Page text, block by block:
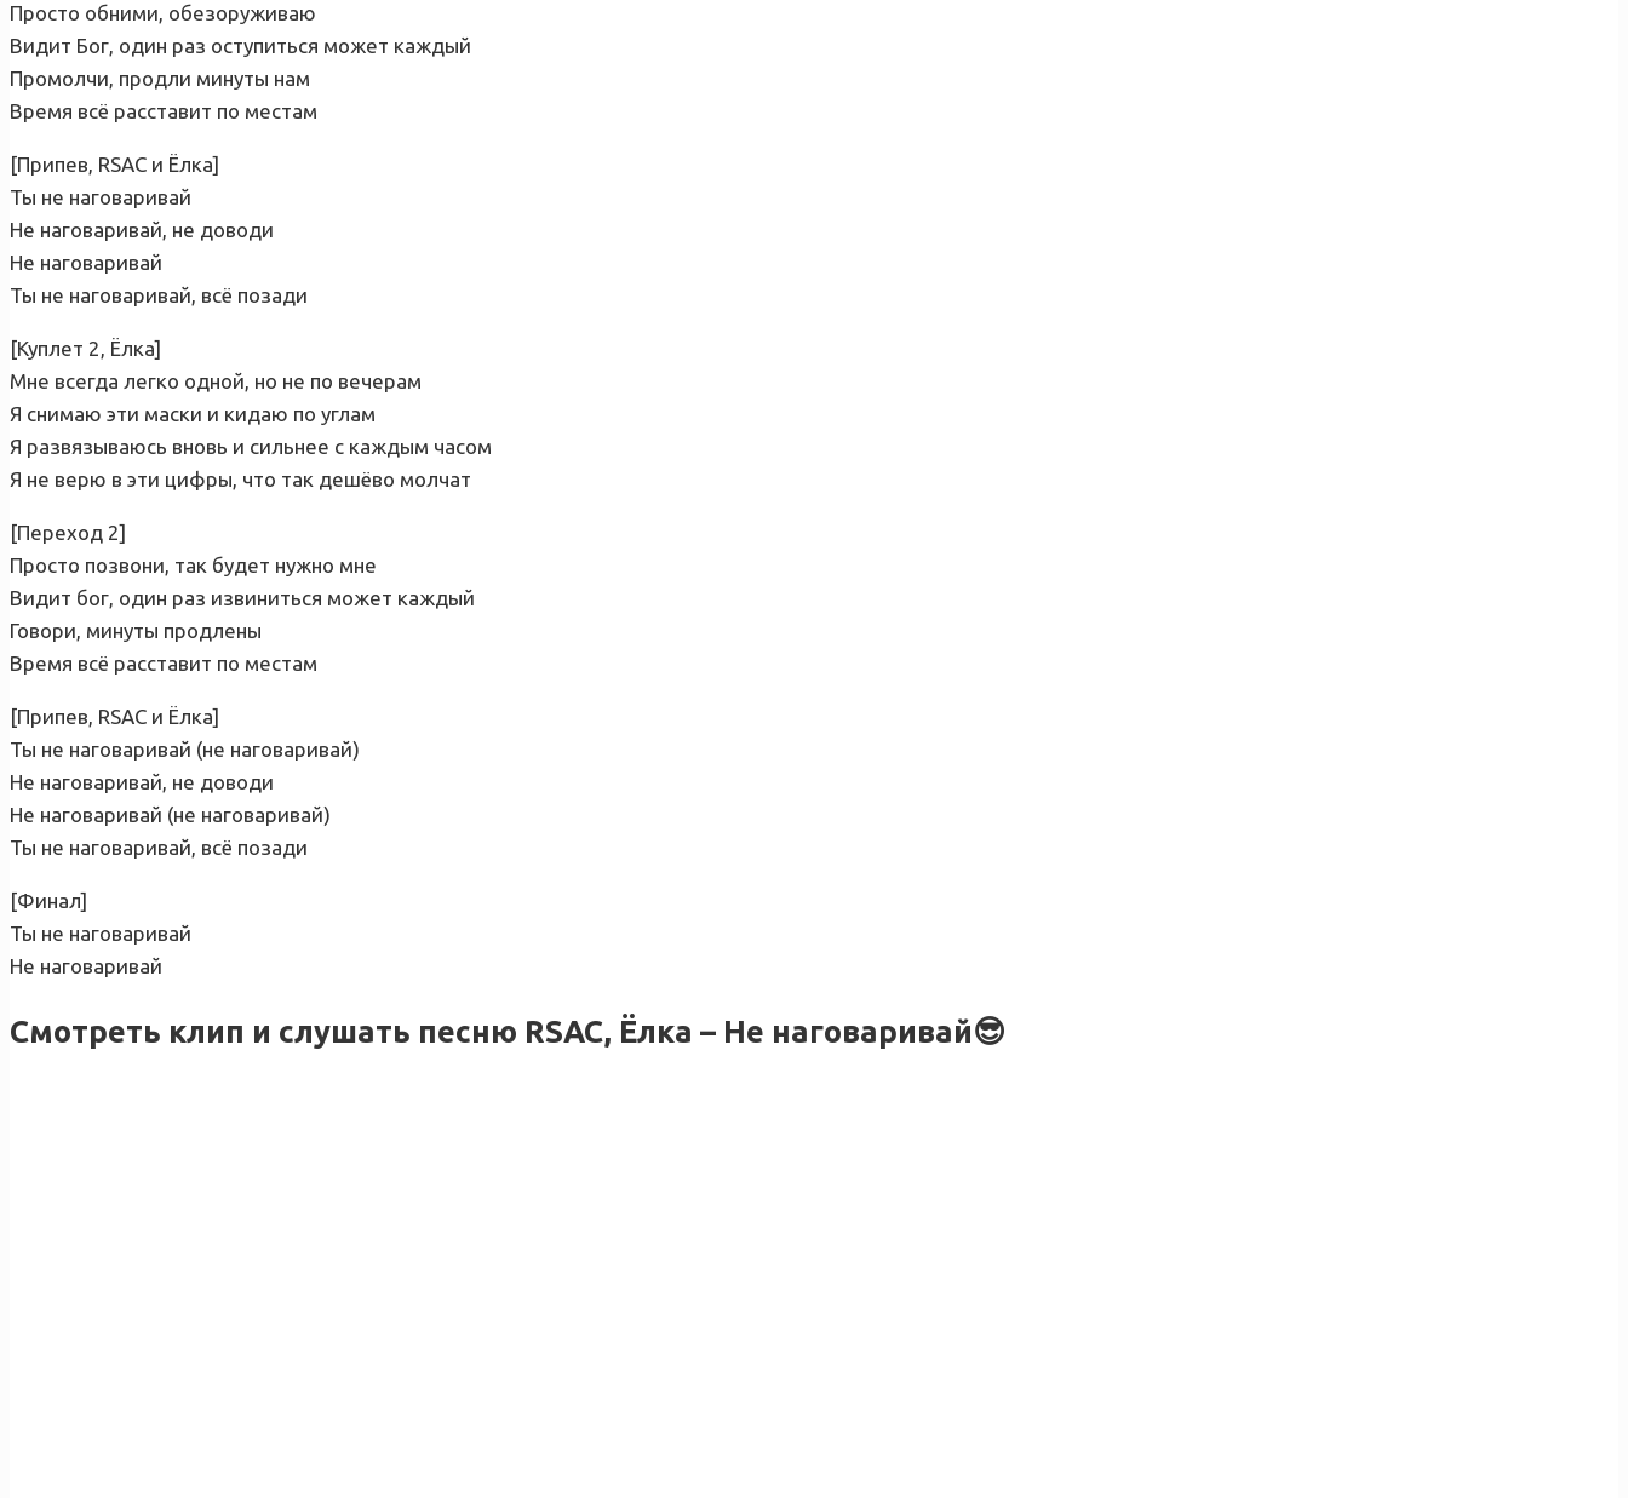
Просто обними, обезоруживаю
Видит Бог, один раз оступиться может каждый
Промолчи, продли минуты нам
Время всё расставит по местам
[Припев, RSAC и Ёлка]
Ты не наговаривай
Не наговаривай, не доводи
Не наговаривай
Ты не наговаривай, всё позади
[Куплет 2, Ёлка]
Мне всегда легко одной, но не по вечерам
Я снимаю эти маски и кидаю по углам
Я развязываюсь вновь и сильнее с каждым часом
Я не верю в эти цифры, что так дешёво молчат
[Переход 2]
Просто позвони, так будет нужно мне
Видит бог, один раз извиниться может каждый
Говори, минуты продлены
Время всё расставит по местам
[Припев, RSAC и Ёлка]
Ты не наговаривай (не наговаривай)
Не наговаривай, не доводи
Не наговаривай (не наговаривай)
Ты не наговаривай, всё позади
[Финал]
Ты не наговаривай
Не наговаривай
Смотреть клип и слушать песню RSAC, Ёлка – Не наговаривай😎